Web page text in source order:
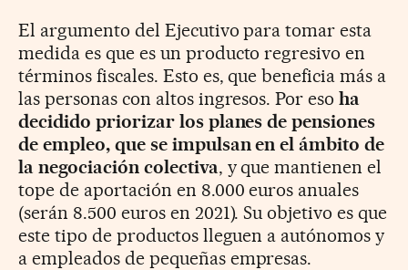
El argumento del Ejecutivo para tomar esta
medida es que es un producto regresivo en
términos fiscales. Esto es, que beneficia más a
las personas con altos ingresos. Por esoha
decidido priorizar los planes de pensiones
de empleo, que se impulsan en el ámbito de
la negociación colectiva, y que mantienen el
tope de aportación en 8.000 euros anuales
(serán 8.500 euros en 2021). Su objetivo es que
este tipo de productos lleguen a autónomos y
a empleados de pequeñas empresas.